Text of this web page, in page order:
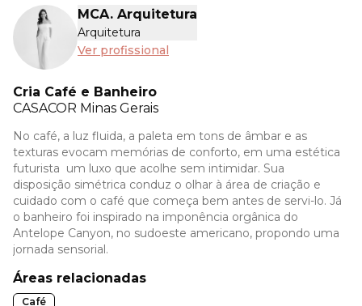
MCA. Arquitetura
Arquitetura
Ver profissional
Cria Café e Banheiro
CASACOR Minas Gerais
No café, a luz fluida, a paleta em tons de âmbar e as
texturas evocam memórias de conforto, em uma estética
futurista um luxo que acolhe sem intimidar. Sua
disposição simétrica conduz o olhar à área de criação e
cuidado com o café que começa bem antes de servi-lo. Já
o banheiro foi inspirado na imponência orgânica do
Antelope Canyon, no sudoeste americano, propondo uma
jornada sensorial.
Áreas relacionadas
Café